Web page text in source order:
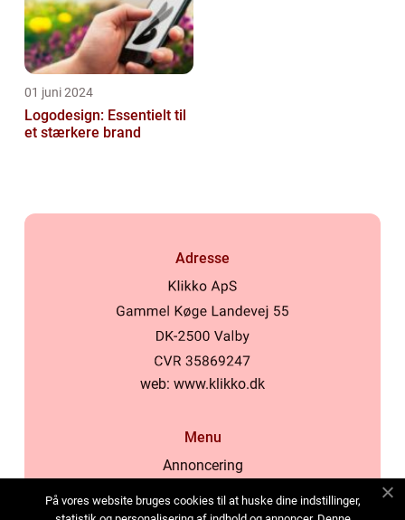
01 juni 2024
Logodesign: Essentielt til
et stærkere brand
Adresse
web: www.klikko.dk
Menu
Annoncering
Cookies
På vores website bruges cookies til at huske dine indstillinger,